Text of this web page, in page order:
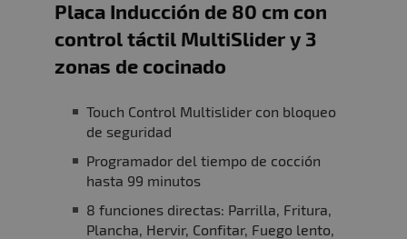
Placa Inducción de 80 cm con
control táctil MultiSlider y 3
zonas de cocinado
Touch Control Multislider con bloqueo
de seguridad
Programador del tiempo de cocción
hasta 99 minutos
8 funciones directas: Parrilla, Fritura,
Plancha, Hervir, Confitar, Fuego lento,